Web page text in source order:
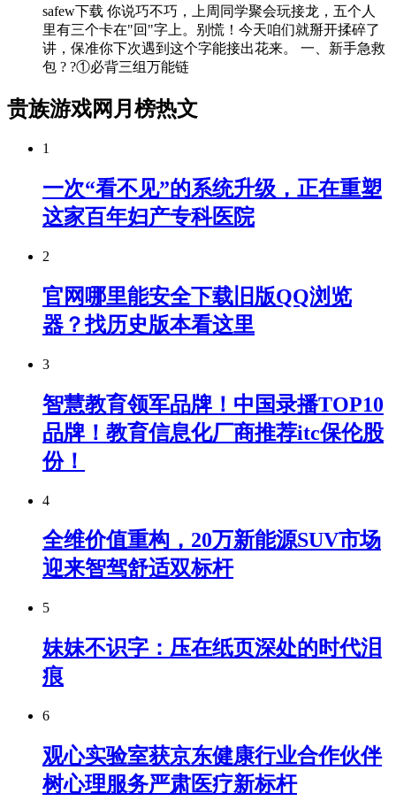
safew下载 你说巧不巧，上周同学聚会玩接龙，五个人
里有三个卡在"回"字上。别慌！今天咱们就掰开揉碎了
讲，保准你下次遇到这个字能接出花来。 一、新手急救
包 ? ?①必背三组万能链
贵族游戏网月榜热文
1
一次“看不见”的系统升级，正在重塑
这家百年妇产专科医院
2
官网哪里能安全下载旧版QQ浏览
器？找历史版本看这里
3
智慧教育领军品牌！中国录播TOP10
品牌！教育信息化厂商推荐itc保伦股
份！
4
全维价值重构，20万新能源SUV市场
迎来智驾舒适双标杆
5
妹妹不识字：压在纸页深处的时代泪
痕
6
观心实验室获京东健康行业合作伙伴
树心理服务严肃医疗新标杆